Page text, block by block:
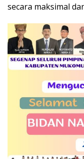
secara maksimal